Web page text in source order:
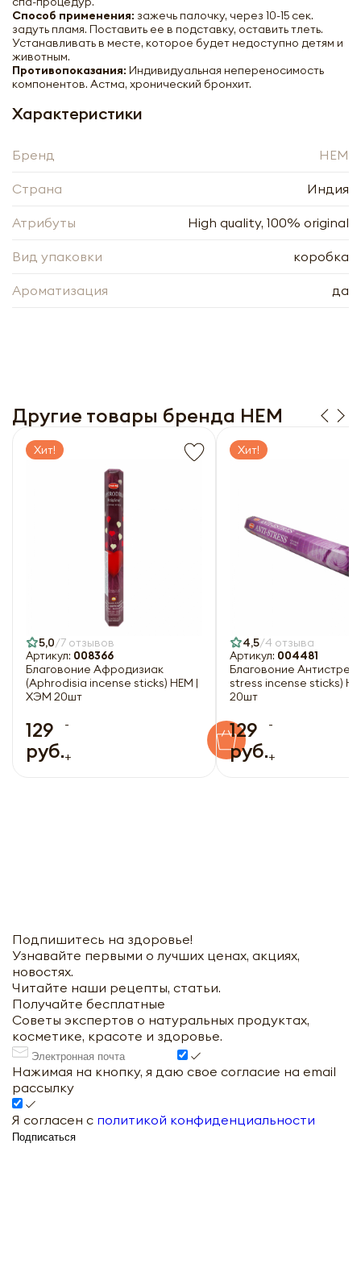
Способ применения: зажечь палочку, через 10-15 сек.
задуть пламя. Поставить ее в подставку, оставить тлеть.
Устанавливать в месте, которое будет недоступно детям и
животным.
Противопоказания: Индивидуальная непереносимость
компонентов. Астма, хронический бронхит.
Характеристики
Бренд HEM
Страна Индия
Атрибуты High quality, 100% original
Вид упаковки коробка
Ароматизация да
Другие товары бренда HEM
Хит!
5,0 7 отзывов
Артикул: 008366
Благовоние Афродизиак
(Aphrodisia incense sticks) HEM |
ХЭМ 20шт
129
руб.
-
+
Хит!
4,5 4 отзыва
Артикул: 004481
Благовоние
stress incense sticks)
20шт
129
руб.
-
+
Подпишитесь на здоровье!
Узнавайте первыми о лучших ценах, акциях,
новостях.
Читайте наши рецепты, статьи.
Получайте бесплатные
Советы экспертов о натуральных продуктах,
косметике, красоте и здоровье.
Нажимая на кнопку, я даю свое согласие на email
рассылку
Я согласен с политикой конфиденциальности
Подписаться
Нажимая кнопку «Отправить», я даю своё согласие
на обработку моих персональных данных, в
Благовоние конусы Корица ХЭМ | HEM
-
на обработку моих персональных данных, в
соответствии с Федеральным законом от
Оформить